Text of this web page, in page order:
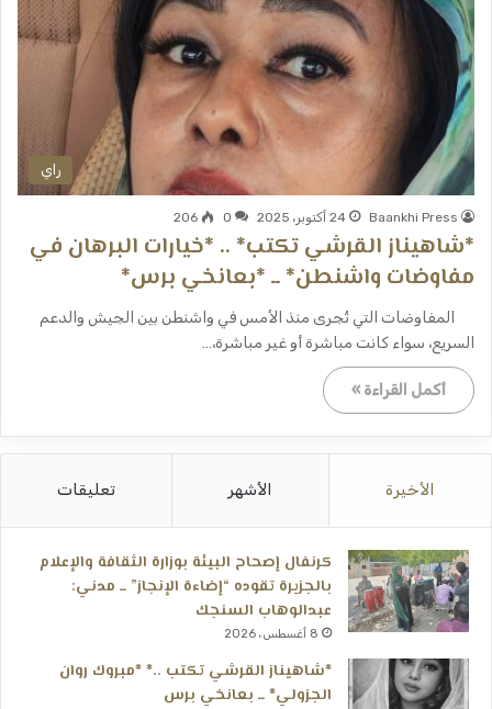
راي
Baankhi Press 24 أكتوبر، 2025 0
206
*شاهيناز القرشي تكتب* .. *خيارات البرهان في
مفاوضات واشنطن* ــ *بعانخي برس*
المفاوضات التي تُجرى منذ الأمس في واشنطن بين الجيش والدعم
السريع، سواء كانت مباشرة أو غير مباشرة،…
أكمل القراءة »
الأخيرة الأشهر تعليقات
كرنفال إصحاح البيئة بوزارة الثقافة والإعلام
بالجزيرة تقوده “إضاءة الإنجاز” ــ مدني:
عبدالوهاب السنجك
8 أغسطس، 2026
*شاهيناز القرشي تكتب ..* *مبروك روان
الجزولي* ــ بعانخي برس